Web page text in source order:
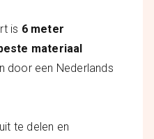
is 6 meter
materiaal
door een Nederlands
te delen en